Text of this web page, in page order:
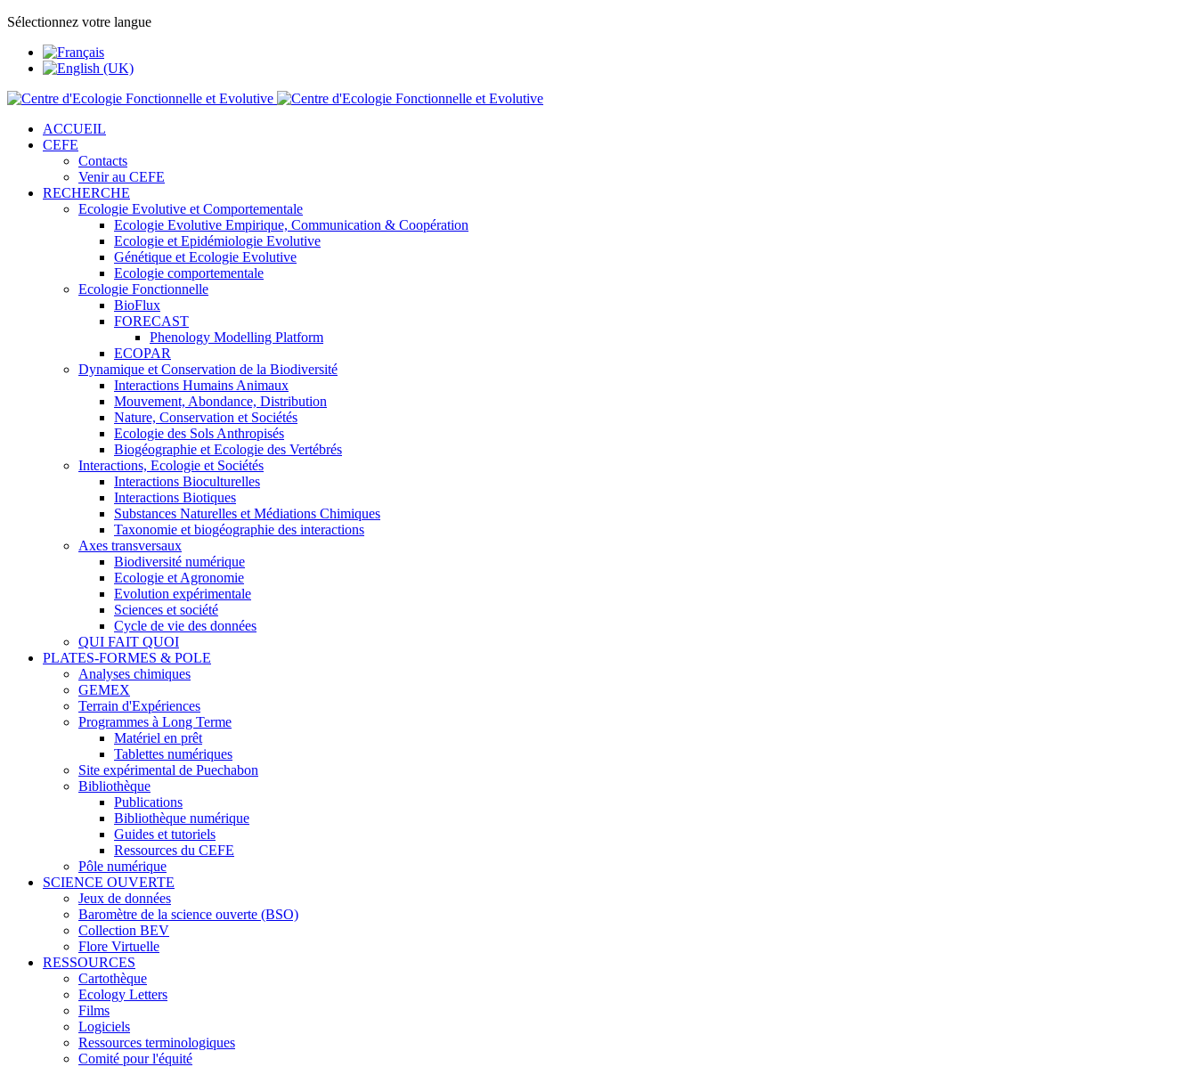
Sélectionnez votre langue
ACCUEIL
CEFE
Contacts
Venir au CEFE
RECHERCHE
Ecologie Evolutive et Comportementale
Ecologie Evolutive Empirique, Communication & Coopération
Ecologie et Epidémiologie Evolutive
Génétique et Ecologie Evolutive
Ecologie comportementale
Ecologie Fonctionnelle
BioFlux
FORECAST
Phenology Modelling Platform
ECOPAR
Dynamique et Conservation de la Biodiversité
Interactions Humains Animaux
Mouvement, Abondance, Distribution
Nature, Conservation et Sociétés
Ecologie des Sols Anthropisés
Biogéographie et Ecologie des Vertébrés
Interactions, Ecologie et Sociétés
Interactions Bioculturelles
Interactions Biotiques
Substances Naturelles et Médiations Chimiques
Taxonomie et biogéographie des interactions
Axes transversaux
Biodiversité numérique
Ecologie et Agronomie
Evolution expérimentale
Sciences et société
Cycle de vie des données
QUI FAIT QUOI
PLATES-FORMES & POLE
Analyses chimiques
GEMEX
Terrain d'Expériences
Programmes à Long Terme
Matériel en prêt
Tablettes numériques
Site expérimental de Puechabon
Bibliothèque
Publications
Bibliothèque numérique
Guides et tutoriels
Ressources du CEFE
Pôle numérique
SCIENCE OUVERTE
Jeux de données
Baromètre de la science ouverte (BSO)
Collection BEV
Flore Virtuelle
RESSOURCES
Cartothèque
Ecology Letters
Films
Logiciels
Ressources terminologiques
Comité pour l'équité